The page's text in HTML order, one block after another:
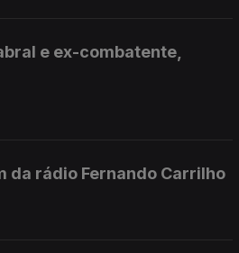
e ex-combatente,
da rádio Fernando Carrilho